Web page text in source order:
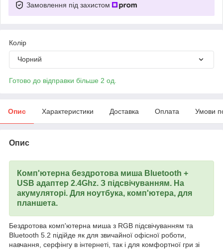
Замовлення під захистом
Колір
Чорний
Готово до відправки більше 2 од.
Опис Характеристики Доставка Оплата Умови
Опис
Комп'ютерна бездротова миша Bluetooth +
USB адаптер 2.4Ghz. З підсвічуванням. На
акумуляторі. Для ноутбука, комп'ютера, для
планшета.
Бездротова комп'ютерна миша з RGB підсвічуванням та
Bluetooth 5.2 підійде як для звичайної офісної роботи,
навчання, серфінгу в інтернеті, так і для комфортної гри зі